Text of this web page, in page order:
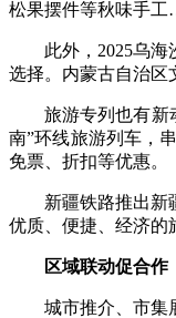
松果摆件等秋味手
此外，2025乌海沙
选择。内蒙古自治区
旅游专列也有新动
南”环线旅游列车，
免票、折扣等优惠。
新疆铁路推出新疆
优质、便捷、经济的
区域联动促合作
城市推介、市集展